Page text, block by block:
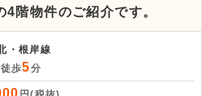
階物件のご紹介です。
・根岸線
徒歩5分